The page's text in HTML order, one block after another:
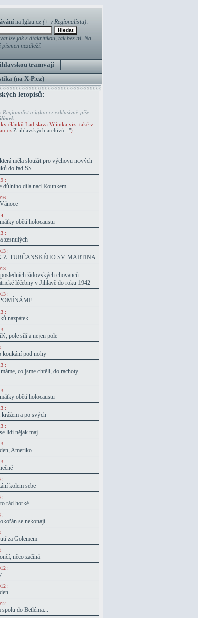
na Iglau.cz (+ v Regionalistu):
lze jak s diakritikou, tak bez ní. Na
písmen nezáleží.
tramvají
(na X-P.cz)
letopisů:
Regionalist a iglau.cz exklusivně píše
článků Ladislava Vilímka viz. také v
Z jihlavských archivů...")
:
měla sloužit pro výchovu nových
do řad SS
:
důlního díla nad Rounkem
:
:
obětí holocaustu
:
zesnulých
:
Z TURČANSKÉHO SV. MARTINA
:
židovských chovanců
léčebny v Jihlavě do roku 1942
:
:
nazpátek
:
pole sílí a nejen pole
:
koukání pod nohy
:
co jsme chtěli, do rachoty
:
obětí holocaustu
:
a po svých
:
lidi nějak maj
:
Ameriko
:
:
kolem sebe
:
rád horké
:
se nekonají
:
za Golemem
:
něco začíná
:
:
:
spolu do Betléma...